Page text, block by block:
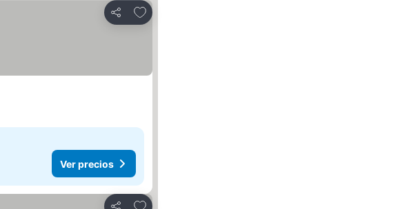
Compartir
Añadir a favoritos
Ver precios
Añadir a favoritos